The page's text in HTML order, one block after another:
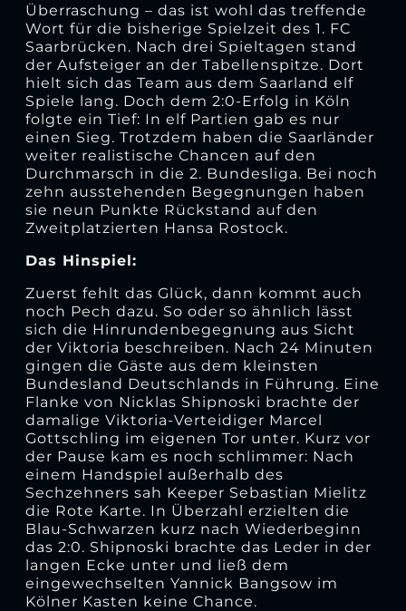
Überraschung – das ist wohl das treffende
Wort für die bisherige Spielzeit des 1. FC
Saarbrücken. Nach drei Spieltagen stand
der Aufsteiger an der Tabellenspitze. Dort
hielt sich das Team aus dem Saarland elf
Spiele lang. Doch dem 2:0-Erfolg in Köln
folgte ein Tief: In elf Partien gab es nur
einen Sieg. Trotzdem haben die Saarländer
weiter realistische Chancen auf den
Durchmarsch in die 2. Bundesliga. Bei noch
zehn ausstehenden Begegnungen haben
sie neun Punkte Rückstand auf den
Zweitplatzierten Hansa Rostock.
Das Hinspiel:
Zuerst fehlt das Glück, dann kommt auch
noch Pech dazu. So oder so ähnlich lässt
sich die Hinrundenbegegnung aus Sicht
der Viktoria beschreiben. Nach 24 Minuten
gingen die Gäste aus dem kleinsten
Bundesland Deutschlands in Führung. Eine
Flanke von Nicklas Shipnoski brachte der
damalige Viktoria-Verteidiger Marcel
Gottschling im eigenen Tor unter. Kurz vor
der Pause kam es noch schlimmer: Nach
einem Handspiel außerhalb des
Sechzehners sah Keeper Sebastian Mielitz
die Rote Karte. In Überzahl erzielten die
Blau-Schwarzen kurz nach Wiederbeginn
das 2:0. Shipnoski brachte das Leder in der
langen Ecke unter und ließ dem
eingewechselten Yannick Bangsow im
Kölner Kasten keine Chance.